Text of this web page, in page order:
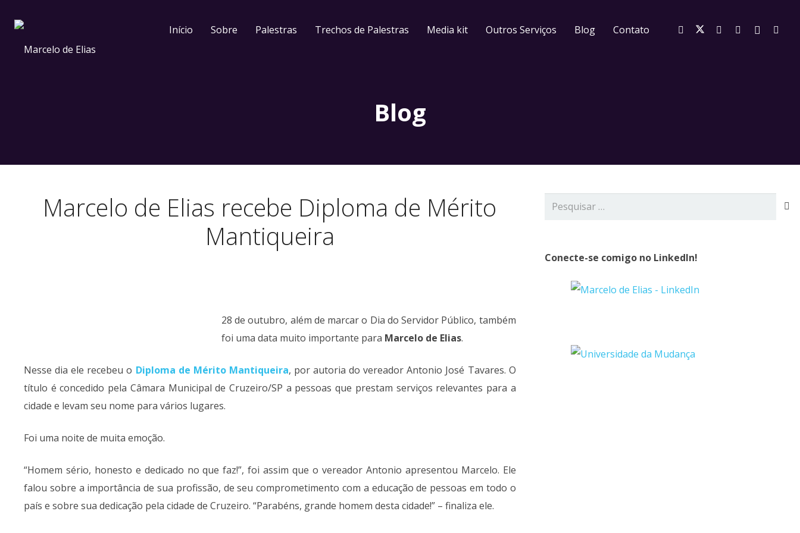
Início Sobre Palestras Trechos de Palestras Media kit Outros Serviços Blog Contato
Blog
Marcelo de Elias recebe Diploma de Mérito
Mantiqueira
28 de outubro, além de marcar o Dia do Servidor Público, também
foi uma data muito importante para Marcelo de Elias.
Nesse dia ele recebeu o Diploma de Mérito Mantiqueira, por autoria do vereador Antonio José Tavares. O
título é concedido pela Câmara Municipal de Cruzeiro/SP a pessoas que prestam serviços relevantes para a
cidade e levam seu nome para vários lugares.
Foi uma noite de muita emoção.
“Homem sério, honesto e dedicado no que faz!”, foi assim que o vereador Antonio apresentou Marcelo. Ele
falou sobre a importância de sua profissão, de seu comprometimento com a educação de pessoas em todo o
país e sobre sua dedicação pela cidade de Cruzeiro. “Parabéns, grande homem desta cidade!” – finaliza ele.
Pesquisar
Conecte-se comigo no LinkedIn!